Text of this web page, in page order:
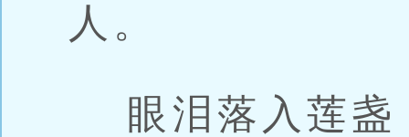
人。
眼泪落入莲盏